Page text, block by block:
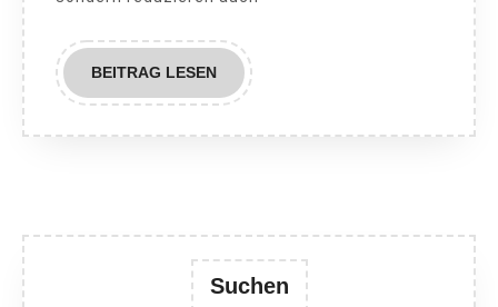
BEITRAG LESENBEITRAG
LESEN
Suchen